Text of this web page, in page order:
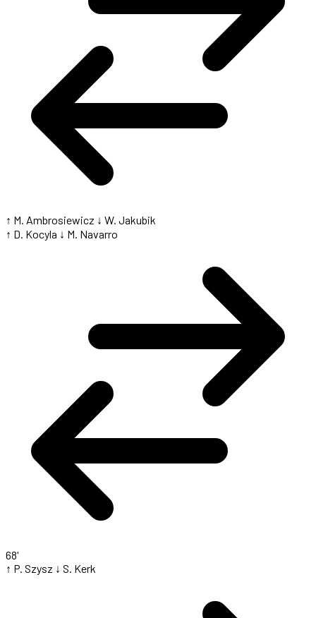
↑ M. Ambrosiewicz ↓ W. Jakubik
↑ D. Kocyla ↓ M. Navarro
68'
↑ P. Szysz ↓ S. Kerk